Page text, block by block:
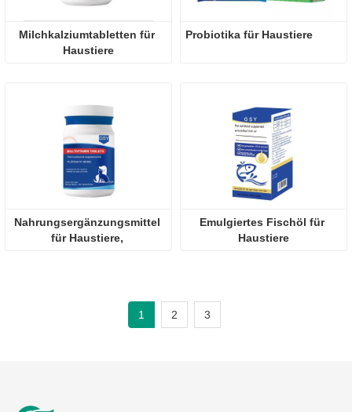
Milchkalziumtabletten für
Haustiere
Probiotika für Haustiere
Nahrungsergänzungsmittel
für Haustiere,
Emulgiertes Fischöl für
Haustiere
1 2 3